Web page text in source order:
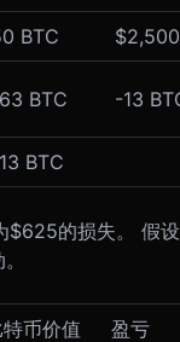
BTC $2,500
BTC -13
BTC
的损失。 假
特币价值 盈亏